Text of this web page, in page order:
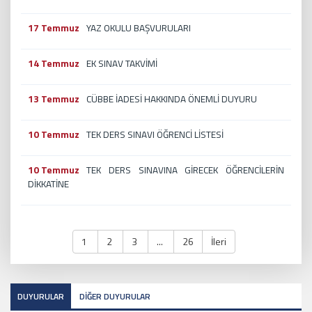
17 Temmuz YAZ OKULU BAŞVURULARI
14 Temmuz EK SINAV TAKVİMİ
13 Temmuz CÜBBE İADESİ HAKKINDA ÖNEMLİ DUYURU
10 Temmuz TEK DERS SINAVI ÖĞRENCİ LİSTESİ
10 Temmuz TEK DERS SINAVINA GİRECEK ÖĞRENCİLERİN
DİKKATİNE
1 2 3 ... 26 İleri
DUYURULAR DİĞER DUYURULAR